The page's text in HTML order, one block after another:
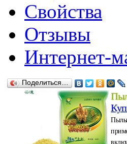
Свойства
Отзывы
Интернет-
Поделиться…